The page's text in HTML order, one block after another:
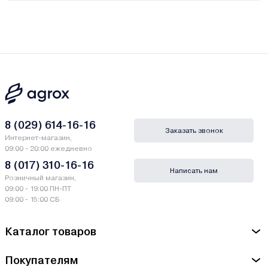
Каталог товаров
Покупателям
8 (029) 614-16-16
Интернет-магазин,
09:00 - 20:00 ежедневно
8 (017) 310-16-16
Розничный магазин,
09:00 - 19:00 ПН-ПТ
09:00 - 15:00 СБ
Заказать звонок
Написать нам